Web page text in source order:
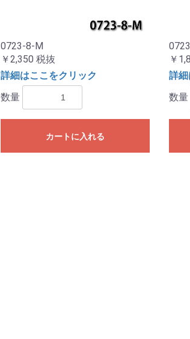
0723-8-M
￥2,350 税抜
詳細はここをクリック
数量
カートに入れる
￥
詳
数量